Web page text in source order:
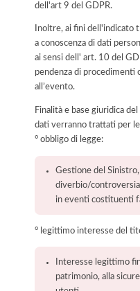
dell'art 9 del GDPR.
Inoltre, ai fini
a conoscenza di dati
ai sensi dell' art. 10 del
pendenza di procedimenti
all’evento.
Finalità e base giuridica
dati verranno trattati per
° obbligo di legge:
Gestione del
diverbio/
in eventi costituenti
° legittimo interesse del
Interesse legittimo
patrimonio, alla